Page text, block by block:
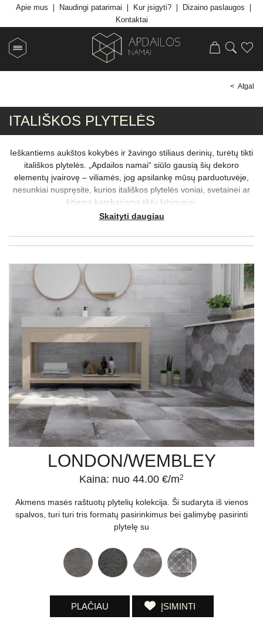
Apie mus Naudingi patarimai Kur įsigyti?
Dizaino paslaugos
Kontaktai
< Atgal
ITALIŠKOS PLYTELĖS
Ieškantiems aukštos kokybės ir žavingo stiliaus derinių, turėtų tikti
itališkos plytelės. „Apdailos namai“ siūlo gausią šių dekoro
elementų įvairovę – viliamės, jog apsilankę mūsų parduotuvėje,
nesunkiai nuspręsite, kurios itališkos plytelės voniai, svetainei ar
kitiems kambariams tiktų labiausiai.
Itališkos akmens masės plytelės garsėja tvarumu ir
interjero, bet ir eksterjero sprendimams. Šias apdailos medžiagas
stilingą aplinką: itališkos sienų plytelės ir grindų apdaila išsiskiria
unikalia spalvine gama bei žaismingais raštais, todėl tikrai bus iš
ko pasirinkti.
Jei sunku nuspręsti, kurios itališkos keraminės plytelės ar iš kitų
medžiagų pagaminti dekoro elementai labiausiai tiktų Jūsų
kuriamai apdailai, kviečiame pasitarti su kompetentingais mūsų
Itališkos plytelės grindims ir sienoms įsigyjamos „Apdailos namai“
parduotuvėje Vilniuje.
Skaityti daugiau
LONDON/WEMBLEY
Kaina: nuo 44.00 €/m2
Akmens masės raštuotų plytelių kolekcija. Ši sudaryta iš vienos
spalvos, turi turi tris formatų pasirinkimus bei galimybę pasirinti
plytelę su
PLAČIAU ĮSIMINTI